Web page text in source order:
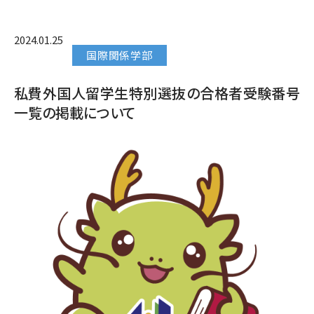
2024.01.25
国際関係学部
私費外国人留学生特別選抜の合格者受験番号
一覧の掲載について